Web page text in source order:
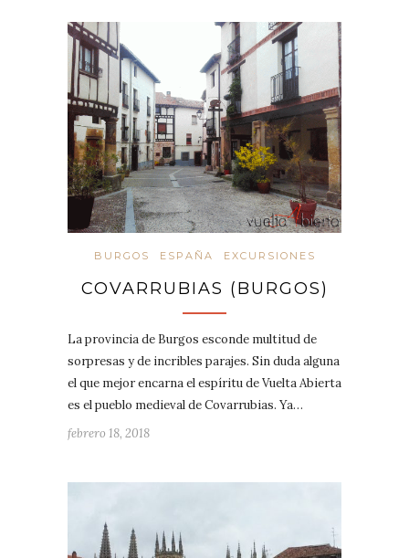
BURGOS ESPAÑA EXCURSIONES
COVARRUBIAS (BURGOS)
La provincia de Burgos esconde multitud de
sorpresas y de incribles parajes. Sin duda alguna
el que mejor encarna el espíritu de Vuelta Abierta
es el pueblo medieval de Covarrubias. Ya…
febrero 18, 2018